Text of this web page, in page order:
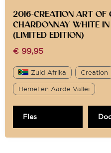
2016-CREATION ART OF
CHARDONNAY WHITE
(LIMITED EDITION)
€ 99,95
Zuid-Afrika Creation
Hemel en Aarde Vallei
Fles